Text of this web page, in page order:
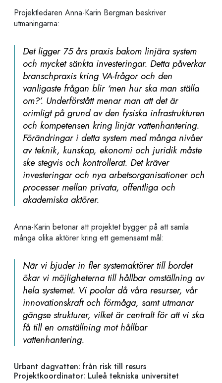
Projektledaren Anna-Karin Bergman beskriver
utmaningarna:
Det ligger 75 års praxis bakom linjära system
och mycket sänkta investeringar. Detta påverkar
branschpraxis kring VA-frågor och den
vanligaste frågan blir ‘men hur ska man ställa
om?’. Underförstått menar man att det är
orimligt på grund av den fysiska infrastrukturen
och kompetensen kring linjär vattenhantering.
Förändringar i detta system med många nivåer
av teknik, kunskap, ekonomi och juridik måste
ske stegvis och kontrollerat. Det kräver
investeringar och nya arbetsorganisationer och
processer mellan privata, offentliga och
akademiska aktörer.
Anna-Karin betonar att projektet bygger på att samla
många olika aktörer kring ett gemensamt mål:
När vi bjuder in fler systemaktörer till bordet
ökar vi möjligheterna till hållbar omställning av
hela systemet. Vi poolar då våra resurser, vår
innovationskraft och förmåga, samt utmanar
gängse strukturer, vilket är centralt för att vi ska
få till en omställning mot hållbar
vattenhantering.
Urbant dagvatten: från risk till resurs
Projektkoordinator: Luleå tekniska universitet